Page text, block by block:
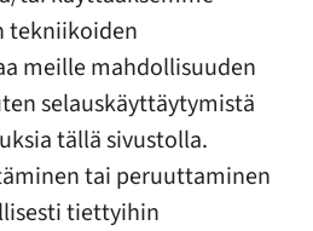
tekniikoiden
meille mahdollisuuden
selauskäyttäytymistä
tällä sivustolla.
tai peruuttaminen
tiettyihin
tottunut toimimaan näissä
kuluttua olimme
ja hänen kasvoiltaan
pikkuveljeni oli hänen